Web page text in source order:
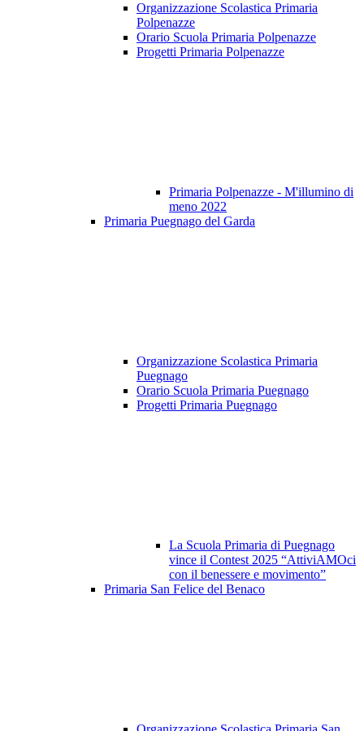
Organizzazione Scolastica Primaria
Polpenazze
Orario Scuola Primaria Polpenazze
Progetti Primaria Polpenazze
Primaria Polpenazze - M'illumino di
meno 2022
Primaria Puegnago del Garda
Organizzazione Scolastica Primaria
Puegnago
Orario Scuola Primaria Puegnago
Progetti Primaria Puegnago
La Scuola Primaria di Puegnago
vince il Contest 2025 “AttiviAMOci
con il benessere e movimento”
Primaria San Felice del Benaco